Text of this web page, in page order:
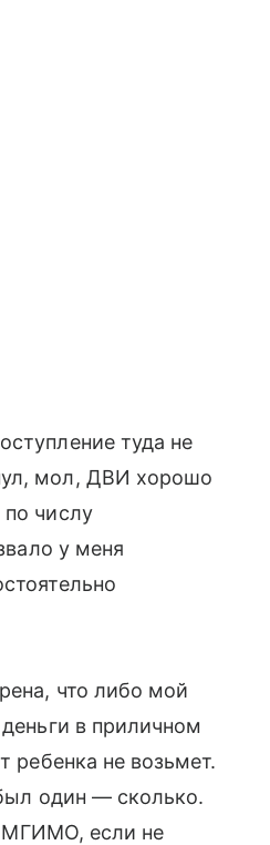
туда не
мол, ДВИ хорошо
числу
у меня
что либо мой
в приличном
ребенка не возьмет.
один — сколько.
МГИМО, если не